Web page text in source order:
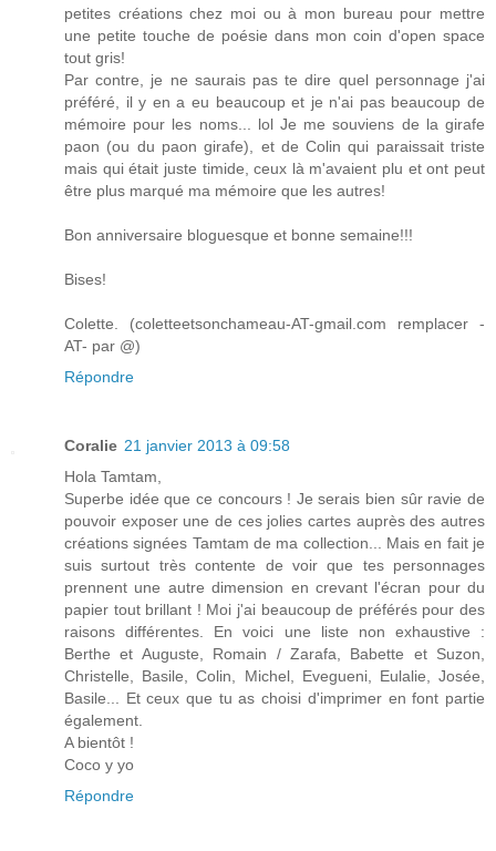
petites créations chez moi ou à mon bureau pour mettre
une petite touche de poésie dans mon coin d'open space
tout gris!
Par contre, je ne saurais pas te dire quel personnage j'ai
préféré, il y en a eu beaucoup et je n'ai pas beaucoup de
mémoire pour les noms... lol Je me souviens de la girafe
paon (ou du paon girafe), et de Colin qui paraissait triste
mais qui était juste timide, ceux là m'avaient plu et ont peut
être plus marqué ma mémoire que les autres!
Bon anniversaire bloguesque et bonne semaine!!!
Bises!
Colette. (coletteetsonchameau-AT-gmail.com remplacer -
AT- par @)
Répondre
Coralie 21 janvier 2013 à 09:58
Hola Tamtam,
Superbe idée que ce concours ! Je serais bien sûr ravie de
pouvoir exposer une de ces jolies cartes auprès des autres
créations signées Tamtam de ma collection... Mais en fait je
suis surtout très contente de voir que tes personnages
prennent une autre dimension en crevant l'écran pour du
papier tout brillant ! Moi j'ai beaucoup de préférés pour des
raisons différentes. En voici une liste non exhaustive :
Berthe et Auguste, Romain / Zarafa, Babette et Suzon,
Christelle, Basile, Colin, Michel, Evegueni, Eulalie, Josée,
Basile... Et ceux que tu as choisi d'imprimer en font partie
également.
A bientôt !
Coco y yo
Répondre